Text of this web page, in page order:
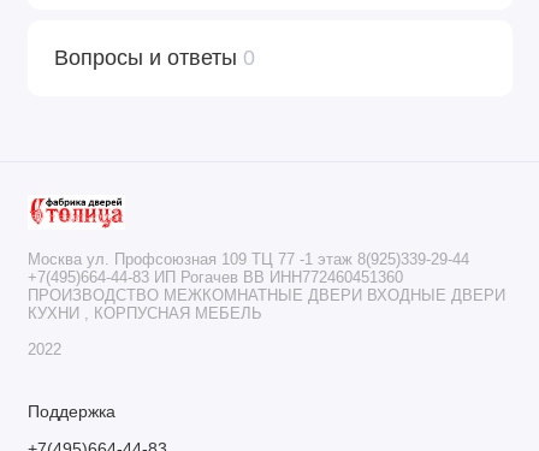
Вопросы и ответы 0
Москва ул. Профсоюзная 109 ТЦ 77 -1 этаж 8(925)339-29-44
+7(495)664-44-83 ИП Рогачев ВВ ИНН772460451360
ПРОИЗВОДСТВО МЕЖКОМНАТНЫЕ ДВЕРИ ВХОДНЫЕ ДВЕРИ
КУХНИ , КОРПУСНАЯ МЕБЕЛЬ
2022
Поддержка